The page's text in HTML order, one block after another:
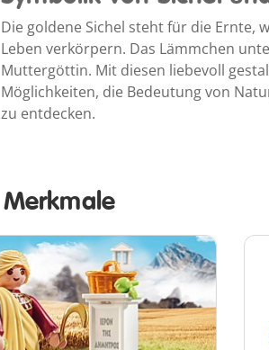
Die goldene Sichel steht für die Ernte,
Leben verkörpern. Das Lämmchen
Muttergöttin. Mit diesen liebevoll
Möglichkeiten, die Bedeutung von
zu entdecken.
Merkmale